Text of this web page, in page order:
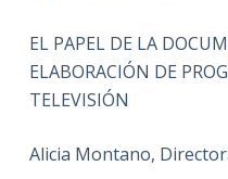
EL PAPEL DE LA
ELABORACIÓN DE
TELEVISIÓN
Alicia Montano,